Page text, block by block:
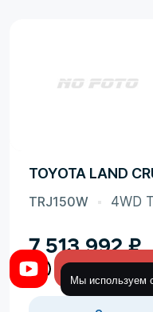
TOYOTA LAND
TRJ150W 4WD
7 513 992₽
Мы используем